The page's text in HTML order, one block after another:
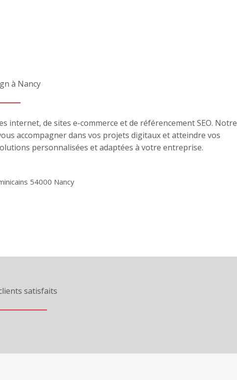
à Nancy
internet, de sites e-commerce et de référencement SEO. Notre
accompagner dans vos projets digitaux et atteindre vos
personnalisées et adaptées à votre entreprise.
54000 Nancy
satisfaits